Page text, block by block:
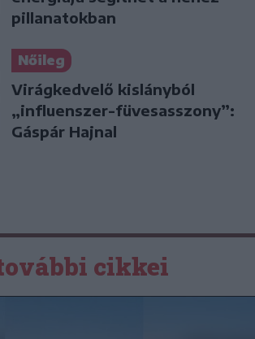
pillanatokban
Nőileg
Virágkedvelő kislányból
„influenszer-füvesasszony”:
Gáspár Hajnal
cikkei